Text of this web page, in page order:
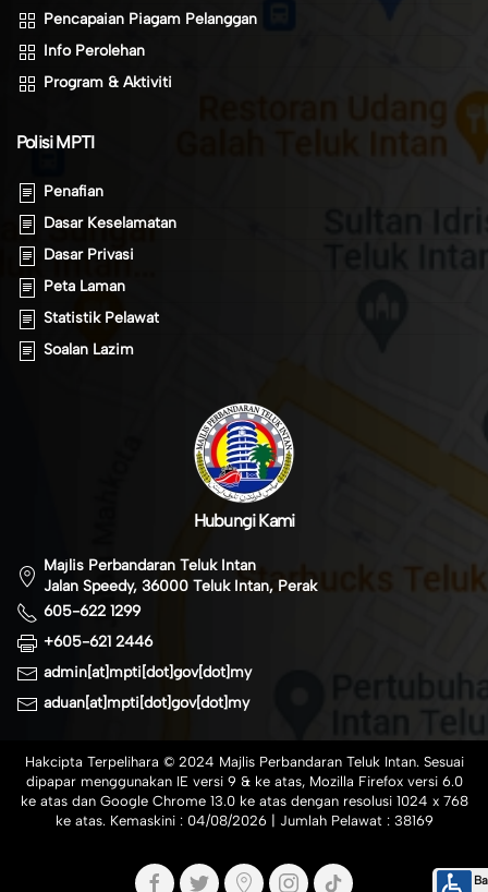
Pencapaian Piagam Pelanggan
Info Perolehan
Program & Aktiviti
Polisi MPTI
Penafian
Dasar Keselamatan
Dasar Privasi
Peta Laman
Statistik Pelawat
Soalan Lazim
Hubungi Kami
Majlis Perbandaran Teluk Intan
Jalan Speedy, 36000 Teluk Intan, Perak
605-622 1299
+605-621 2446
admin[at]mpti[dot]gov[dot]my
aduan[at]mpti[dot]gov[dot]my
Hakcipta Terpelihara © 2024 Majlis Perbandaran Teluk Intan. Sesuai
dipapar menggunakan IE versi 9 & ke atas, Mozilla Firefox versi 6.0
ke atas dan Google Chrome 13.0 ke atas dengan resolusi 1024 x 768
ke atas. Kemaskini : 04/08/2026 | Jumlah Pelawat : 38169